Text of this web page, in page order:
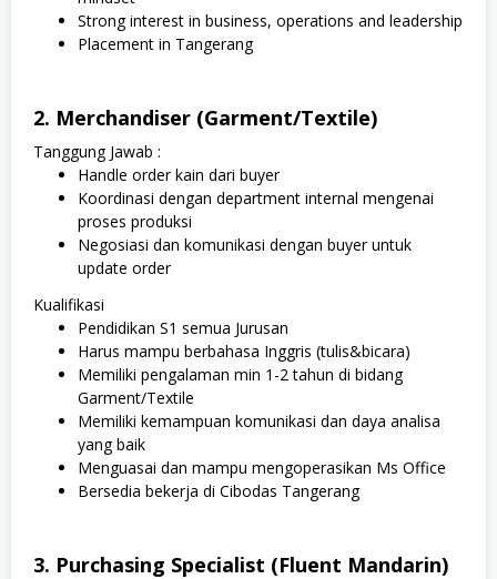
Strong interest in business, operations and leadership
Placement in Tangerang
2. Merchandiser (Garment/Textile)
Tanggung Jawab :
Handle order kain dari buyer
Koordinasi dengan department internal mengenai
proses produksi
Negosiasi dan komunikasi dengan buyer untuk
update order
Kualifikasi
Pendidikan S1 semua Jurusan
Harus mampu berbahasa Inggris (tulis&bicara)
Memiliki pengalaman min 1-2 tahun di bidang
Garment/Textile
Memiliki kemampuan komunikasi dan daya analisa
yang baik
Menguasai dan mampu mengoperasikan Ms Office
Bersedia bekerja di Cibodas Tangerang
3. Purchasing Specialist (Fluent Mandarin)